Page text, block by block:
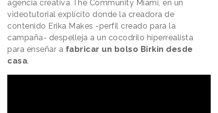
agencia creativa The Community Miami, en un
videotutorial explícito donde la creadora de
contenido Erika Makes -perfil creado para la
campaña- despelleja a un cocodrilo hiperrealista
para enseñar a fabricar un bolso Birkin desde
casa.